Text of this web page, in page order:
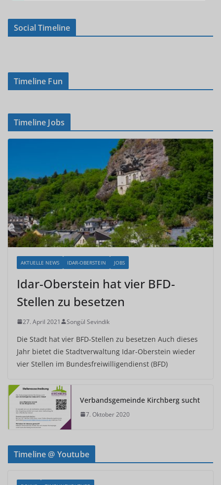
Social Timeline
Timeline Fun
Timeline Jobs
AKTUELLE NEWS IDAR-OBERSTEIN JOBS
Idar-Oberstein hat vier BFD-
Stellen zu besetzen
27. April 2021 Songül Sevindik
Die Stadt hat vier BFD-Stellen zu besetzen Auch dieses
Jahr bietet die Stadtverwaltung Idar-Oberstein wieder
vier Stellen im Bundesfreiwilligendienst (BFD)
Verbandsgemeinde Kirchberg sucht
7. Oktober 2020
Timeline @ Youtube